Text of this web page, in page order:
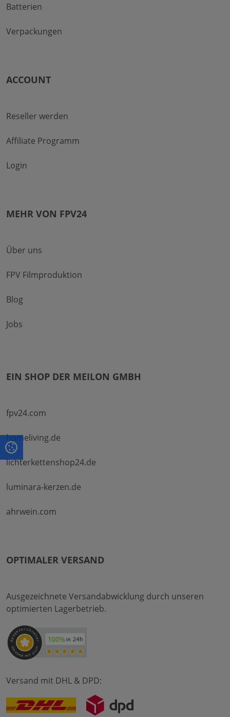
Batterien
Verpackungen
ACCOUNT
Reseller werden
Affiliate Programm
Login
MEHR VON FPV24
Über uns
FPV Filmproduktion
Blog
Jobs
EIN SHOP DER MEILON GMBH
fpv24.com
homeliving.de
lichterkettenshop24.de
luminara-kerzen.de
ahrwein.com
OPTIMALER VERSAND
Ausgezeichnete Versandabwicklung durch unseren
optimierten Lagerbetrieb.
Versand mit DHL & DPD: